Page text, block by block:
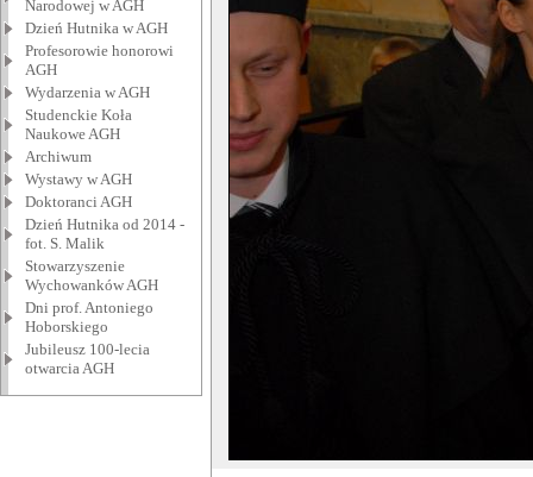
Narodowej w AGH
Dzień Hutnika w AGH
Profesorowie honorowi
AGH
Wydarzenia w AGH
Studenckie Koła
Naukowe AGH
Archiwum
Wystawy w AGH
Doktoranci AGH
Dzień Hutnika od 2014 -
fot. S. Malik
Stowarzyszenie
Wychowanków AGH
Dni prof. Antoniego
Hoborskiego
Jubileusz 100-lecia
otwarcia AGH